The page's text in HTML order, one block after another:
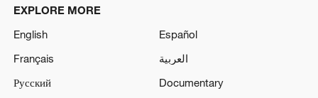
EXPLORE MORE
English
Español
Français
العربية
Русский
Documentary